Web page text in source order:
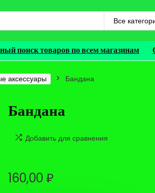
Все
поиск товаров по всем магазинам
аксессуары Бандана
Бандана
Добавить для сравнения
160,00₽